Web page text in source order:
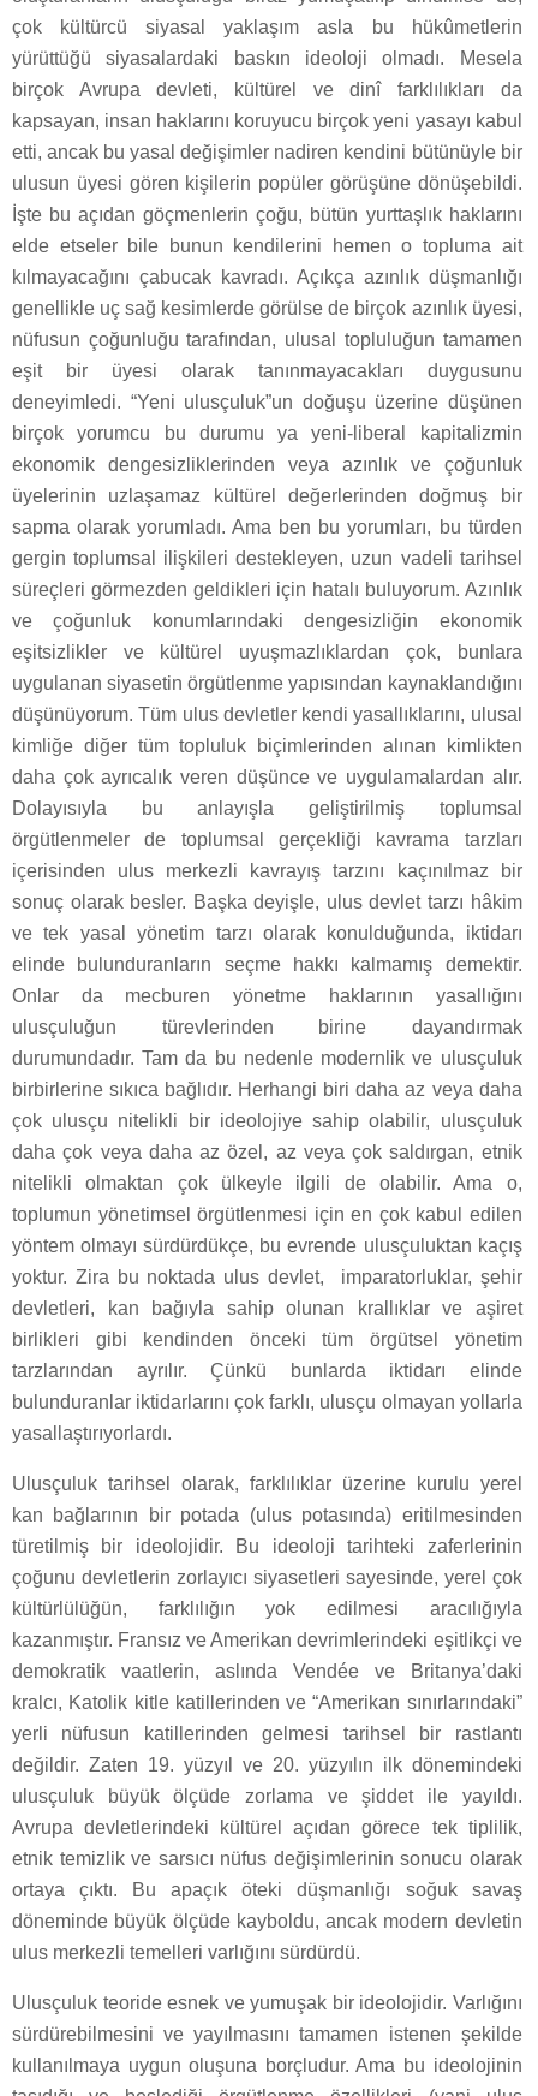
çok kültürcü siyasal yaklaşım asla bu hükûmetlerin
yürüttüğü siyasalardaki baskın ideoloji olmadı. Mesela
birçok Avrupa devleti, kültürel ve dinî farklılıkları da
kapsayan, insan haklarını koruyucu birçok yeni yasayı kabul
etti, ancak bu yasal değişimler nadiren kendini bütünüyle bir
ulusun üyesi gören kişilerin popüler görüşüne dönüşebildi.
İşte bu açıdan göçmenlerin çoğu, bütün yurttaşlık haklarını
elde etseler bile bunun kendilerini hemen o topluma ait
kılmayacağını çabucak kavradı. Açıkça azınlık düşmanlığı
genellikle uç sağ kesimlerde görülse de birçok azınlık üyesi,
nüfusun çoğunluğu tarafından, ulusal topluluğun tamamen
eşit bir üyesi olarak tanınmayacakları duygusunu
deneyimledi. “Yeni ulusçuluk”un doğuşu üzerine düşünen
birçok yorumcu bu durumu ya yeni-liberal kapitalizmin
ekonomik dengesizliklerinden veya azınlık ve çoğunluk
üyelerinin uzlaşamaz kültürel değerlerinden doğmuş bir
sapma olarak yorumladı. Ama ben bu yorumları, bu türden
gergin toplumsal ilişkileri destekleyen, uzun vadeli tarihsel
süreçleri görmezden geldikleri için hatalı buluyorum. Azınlık
ve çoğunluk konumlarındaki dengesizliğin ekonomik
eşitsizlikler ve kültürel uyuşmazlıklardan çok, bunlara
uygulanan siyasetin örgütlenme yapısından kaynaklandığını
düşünüyorum. Tüm ulus devletler kendi yasallıklarını, ulusal
kimliğe diğer tüm topluluk biçimlerinden alınan kimlikten
daha çok ayrıcalık veren düşünce ve uygulamalardan alır.
Dolayısıyla bu anlayışla geliştirilmiş toplumsal
örgütlenmeler de toplumsal gerçekliği kavrama tarzları
içerisinden ulus merkezli kavrayış tarzını kaçınılmaz bir
sonuç olarak besler. Başka deyişle, ulus devlet tarzı hâkim
ve tek yasal yönetim tarzı olarak konulduğunda, iktidarı
elinde bulunduranların seçme hakkı kalmamış demektir.
Onlar da mecburen yönetme haklarının yasallığını
ulusçuluğun türevlerinden birine dayandırmak
durumundadır. Tam da bu nedenle modernlik ve ulusçuluk
birbirlerine sıkıca bağlıdır. Herhangi biri daha az veya daha
çok ulusçu nitelikli bir ideolojiye sahip olabilir, ulusçuluk
daha çok veya daha az özel, az veya çok saldırgan, etnik
nitelikli olmaktan çok ülkeyle ilgili de olabilir. Ama o,
toplumun yönetimsel örgütlenmesi için en çok kabul edilen
yöntem olmayı sürdürdükçe, bu evrende ulusçuluktan kaçış
yoktur. Zira bu noktada ulus devlet, imparatorluklar, şehir
devletleri, kan bağıyla sahip olunan krallıklar ve aşiret
birlikleri gibi kendinden önceki tüm örgütsel yönetim
tarzlarından ayrılır. Çünkü bunlarda iktidarı elinde
bulunduranlar iktidarlarını çok farklı, ulusçu olmayan yollarla
yasallaştırıyorlardı.
Ulusçuluk tarihsel olarak, farklılıklar üzerine kurulu yerel
kan bağlarının bir potada (ulus potasında) eritilmesinden
türetilmiş bir ideolojidir. Bu ideoloji tarihteki zaferlerinin
çoğunu devletlerin zorlayıcı siyasetleri sayesinde, yerel çok
kültürlülüğün, farklılığın yok edilmesi aracılığıyla
kazanmıştır. Fransız ve Amerikan devrimlerindeki eşitlikçi ve
demokratik vaatlerin, aslında Vendée ve Britanya’daki
kralcı, Katolik kitle katillerinden ve “Amerikan sınırlarındaki”
yerli nüfusun katillerinden gelmesi tarihsel bir rastlantı
değildir. Zaten 19. yüzyıl ve 20. yüzyılın ilk dönemindeki
ulusçuluk büyük ölçüde zorlama ve şiddet ile yayıldı.
Avrupa devletlerindeki kültürel açıdan görece tek tiplilik,
etnik temizlik ve sarsıcı nüfus değişimlerinin sonucu olarak
ortaya çıktı. Bu apaçık öteki düşmanlığı soğuk savaş
döneminde büyük ölçüde kayboldu, ancak modern devletin
ulus merkezli temelleri varlığını sürdürdü.
Ulusçuluk teoride esnek ve yumuşak bir ideolojidir. Varlığını
sürdürebilmesini ve yayılmasını tamamen istenen şekilde
kullanılmaya uygun oluşuna borçludur. Ama bu ideolojinin